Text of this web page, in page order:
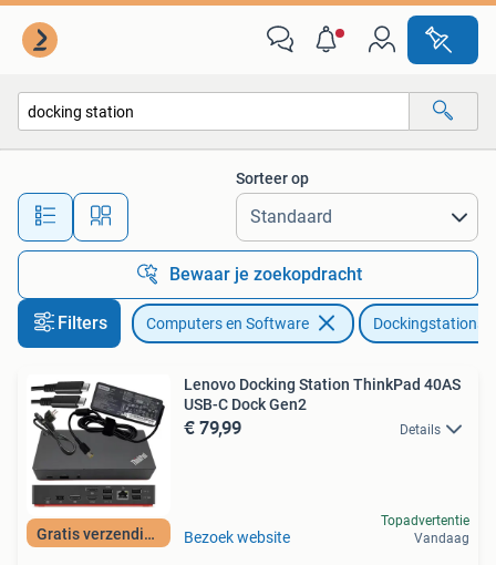
Alle afstanden…
Sorteer op
Bewaar je zoekopdracht
Filters Computers en Software Dockingstations
Gratis verzending
Lenovo Docking Station ThinkPad 40AS
USB-C Dock Gen2
€ 79,99 Details
Bezoek website
Topadvertentie
Vandaag